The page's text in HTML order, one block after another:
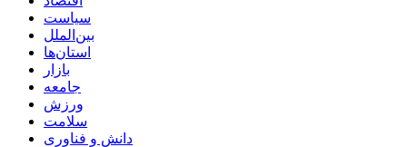
سیاست
بین‌الملل
استان‌ها
بازار
جامعه
ورزش
سلامت
دانش و فناوری